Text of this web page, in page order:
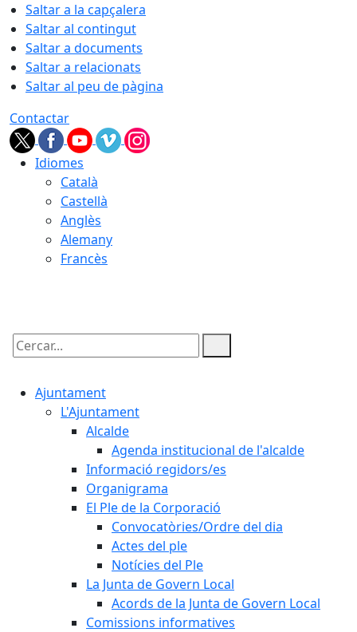
Saltar a la capçalera
Saltar al contingut
Saltar a documents
Saltar a relacionats
Saltar al peu de pàgina
Contactar
Idiomes
Català
Castellà
Anglès
Alemany
Francès
Cercar:
Ajuntament
L'Ajuntament
Alcalde
Agenda institucional de l'alcalde
Informació regidors/es
Organigrama
El Ple de la Corporació
Convocatòries/Ordre del dia
Actes del ple
Notícies del Ple
La Junta de Govern Local
Acords de la Junta de Govern Local
Comissions informatives